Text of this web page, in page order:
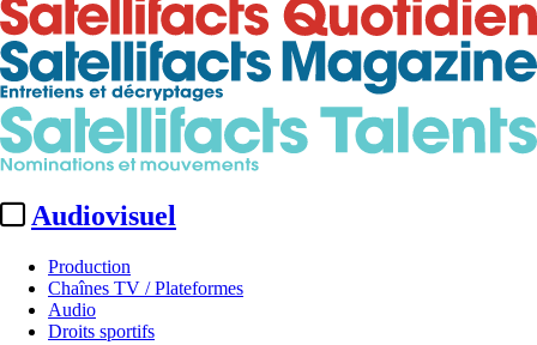
Audiovisuel
Production
Chaînes TV / Plateformes
Audio
Droits sportifs